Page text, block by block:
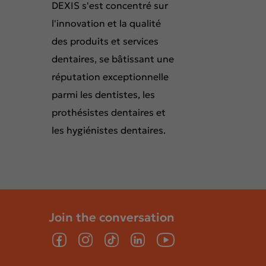
DEXIS s'est concentré sur
l'innovation et la qualité
des produits et services
dentaires, se bâtissant une
réputation exceptionnelle
parmi les dentistes, les
prothésistes dentaires et
les hygiénistes dentaires.
Join the conversation
FacebookInstagramTikTokLinkedInYouTube